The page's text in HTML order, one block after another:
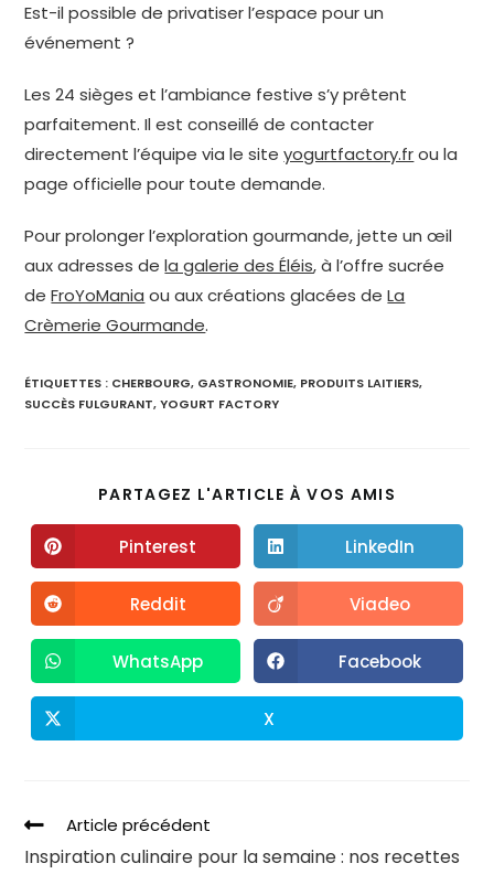
Est-il possible de privatiser l’espace pour un
événement ?
Les 24 sièges et l’ambiance festive s’y prêtent
parfaitement. Il est conseillé de contacter
directement l’équipe via le siteyogurtfactory.frou la
page officielle pour toute demande.
Pour prolonger l’exploration gourmande, jette un œil
aux adresses dela galerie des Éléis, à l’offre sucrée
deFroYoMania ou aux créations glacées deLa
Crèmerie Gourmande.
ÉTIQUETTES : CHERBOURG, GASTRONOMIE, PRODUITS LAITIERS,
SUCCÈS FULGURANT, YOGURT FACTORY
PARTAGEZ L'ARTICLE À VOS AMIS
Pinterest LinkedIn
Reddit Viadeo
WhatsApp Facebook
X
Article précédent
Inspiration culinaire pour la semaine : nos recettes